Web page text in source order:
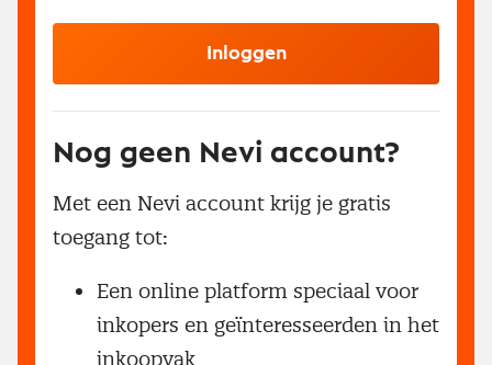
Inloggen
Nog geen Nevi account?
Met een Nevi account krijg je gratis
toegang tot:
Een online platform speciaal voor
inkopers en geïnteresseerden in het
inkoopvak